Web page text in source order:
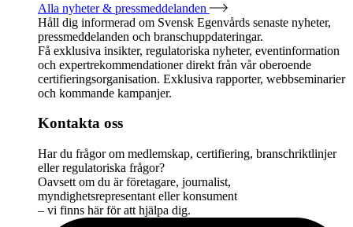
Alla nyheter & pressmeddelanden
Håll dig informerad om Svensk Egenvårds senaste nyheter,
pressmeddelanden och branschuppdateringar.
Få exklusiva insikter, regulatoriska nyheter, eventinformation
och expertrekommendationer direkt från vår oberoende
certifieringsorganisation. Exklusiva rapporter, webbseminarier
och kommande kampanjer.
Kontakta oss
Har du frågor om medlemskap, certifiering, branschriktlinjer
eller regulatoriska frågor?
Oavsett om du är företagare, journalist,
myndighetsrepresentant eller konsument
– vi finns här för att hjälpa dig.